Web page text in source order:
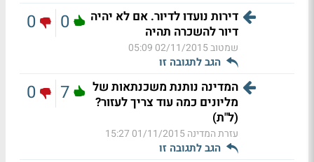
דירות נועדו לדיור. אם לא יהיה
דיור להשכרה תהיה
שמטוב02/11/2015 05:09
הגב לתגובה זו
0
0
המדינה נותנת משכנתאות של
מליונים כמה עוד צריך לעזור?
(ל"ת)
עזרת המדינה01/11/2015 15:27
הגב לתגובה זו
7
0